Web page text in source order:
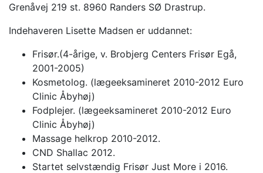
Grenåvej 219 st. 8960 Randers SØ Drastrup.
Indehaveren Lisette Madsen er uddannet:
Frisør.(4-årige, v. Brobjerg Centers Frisør Egå,
2001-2005)
Kosmetolog. (lægeeksamineret 2010-2012 Euro
Clinic Åbyhøj)
Fodplejer. (lægeeksamineret 2010-2012 Euro
Clinic Åbyhøj)
Massage helkrop 2010-2012.
CND Shallac 2012.
Startet selvstændig Frisør Just More i 2016.